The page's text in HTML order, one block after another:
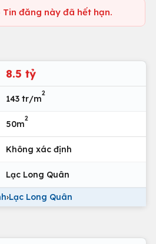
đăng này đã hết hạn.
8.5 tỷ
143 tr/m
2
50m
2
Không xác định
Lạc Long Quân
›Lạc Long Quân